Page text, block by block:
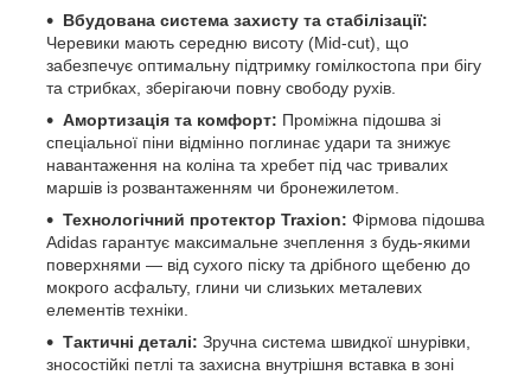
Вбудована система захисту та стабілізації:
Черевики мають середню висоту (Mid-cut), що
забезпечує оптимальну підтримку гомілкостопа при бігу
та стрибках, зберігаючи повну свободу рухів.
Амортизація та комфорт: Проміжна підошва зі
спеціальної піни відмінно поглинає удари та знижує
навантаження на коліна та хребет під час тривалих
маршів із розвантаженням чи бронежилетом.
Технологічний протектор Traxion: Фірмова підошва
Adidas гарантує максимальне зчеплення з будь-якими
поверхнями — від сухого піску та дрібного щебеню до
мокрого асфальту, глини чи слизьких металевих
елементів техніки.
Тактичні деталі: Зручна система швидкої шнурівки,
зносостійкі петлі та захисна внутрішня вставка в зоні